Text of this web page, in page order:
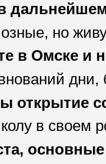
но
в Омске и
дни,
открытие
в своем